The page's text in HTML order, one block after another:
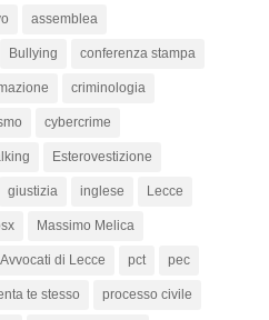
assemblea
Bullying conferenza stampa
criminologia
cybercrime
Esterovestizione
giustizia inglese Lecce
Massimo Melica
di Lecce pct pec
te stesso processo civile